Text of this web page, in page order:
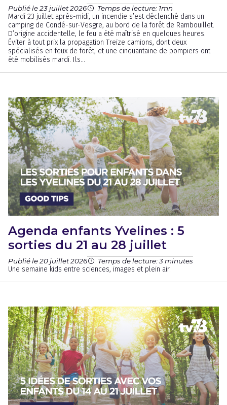
Publié le 23 juillet 2026 Temps de lecture: 1mn
Mardi 23 juillet après-midi, un incendie s’est déclenché dans un
camping de Condé-sur-Vesgre, au bord de la forêt de Rambouillet.
D’origine accidentelle, le feu a été maîtrisé en quelques heures.
Éviter à tout prix la propagation Treize camions, dont deux
spécialisés en feux de forêt, et une cinquantaine de pompiers ont
été mobilisés mardi. Ils...
Agenda enfants Yvelines : 5
sorties du 21 au 28 juillet
Publié le 20 juillet 2026 Temps de lecture: 3 minutes
Une semaine kids entre sciences, images et plein air.